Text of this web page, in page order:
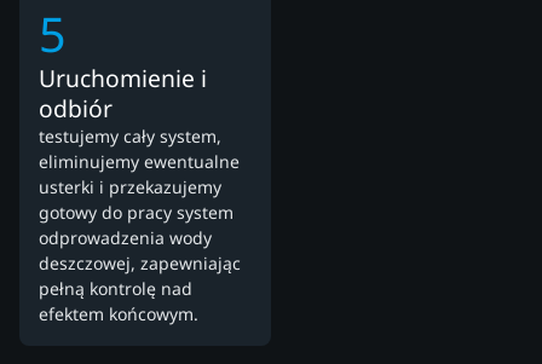
5
Uruchomienie i
odbiór
testujemy cały system,
eliminujemy ewentualne
usterki i przekazujemy
gotowy do pracy system
odprowadzenia wody
deszczowej, zapewniając
pełną kontrolę nad
efektem końcowym.